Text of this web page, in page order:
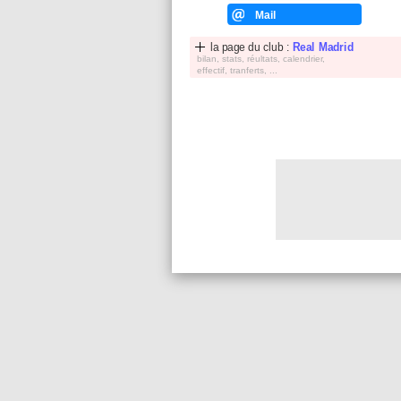
Mail
la page du club : Real Madrid
bilan, stats, réultats, calendrier,
effectif, tranferts, ...